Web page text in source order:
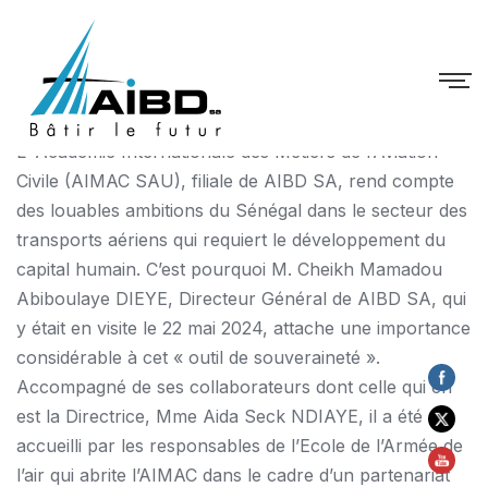
Non classé
by AIBD_SA
Aucun commentaire
L’ Académie Internationale des Métiers de l’Aviation
Civile (AIMAC SAU), filiale de AIBD SA, rend compte
des louables ambitions du Sénégal dans le secteur des
transports aériens qui requiert le développement du
capital humain. C’est pourquoi M. Cheikh Mamadou
Abiboulaye DIEYE, Directeur Général de AIBD SA, qui
y était en visite le 22 mai 2024, attache une importance
considérable à cet « outil de souveraineté ».
Accompagné de ses collaborateurs dont celle qui en
est la Directrice, Mme Aida Seck NDIAYE, il a été
accueilli par les responsables de l’Ecole de l’Armée de
l’air qui abrite l’AIMAC dans le cadre d’un partenariat